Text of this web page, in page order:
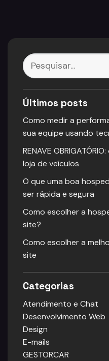
Últimos posts
Como medir a
sua equipe usando
RENAVE
loja de veículos
O que uma boa
ser rápida e segura
Como escolher a
site?
Como escolher a
site
Categorias
Atendimento e Chat
Desenvolvimento Web
Design
E-mails
GESTORCAR